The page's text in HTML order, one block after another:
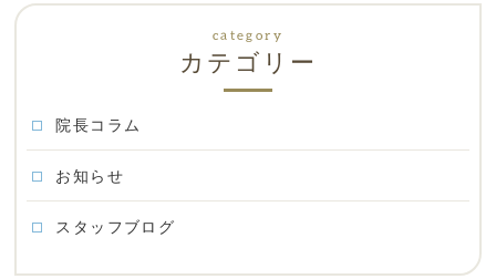
カテゴリー
院長コラム
お知らせ
スタッフブログ